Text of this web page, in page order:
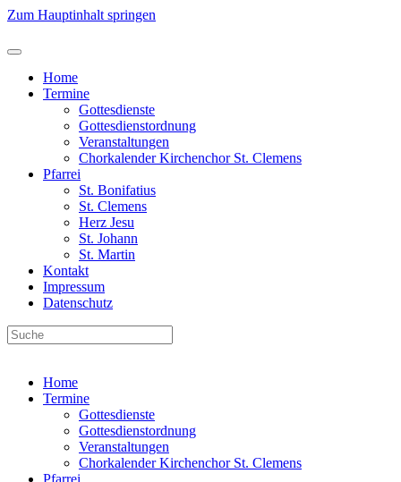
Zum Hauptinhalt springen
Home
Termine
Gottesdienste
Gottesdienstordnung
Veranstaltungen
Chorkalender Kirchenchor St. Clemens
Pfarrei
St. Bonifatius
St. Clemens
Herz Jesu
St. Johann
St. Martin
Kontakt
Impressum
Datenschutz
Home
Termine
Gottesdienste
Gottesdienstordnung
Veranstaltungen
Chorkalender Kirchenchor St. Clemens
Pfarrei